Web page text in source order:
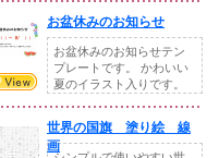
お盆休みのお知らせ
お盆休みのお知らせテン
プレートです。 かわいい
夏のイラスト入りです。
世界の国旗 塗り絵 線
画